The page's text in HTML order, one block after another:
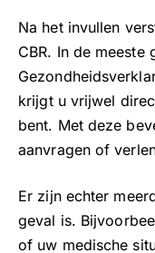
Na het invullen
CBR. In de meeste
krijgt u vrijwel
bent. Met deze
aanvragen of
Er zijn echter
geval is.
of uw medische